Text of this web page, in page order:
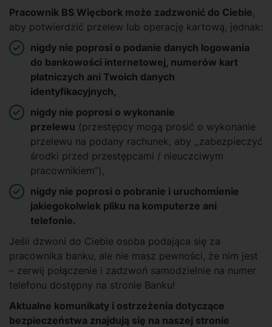
Pracownik BS Więcbork może zadzwonić do Ciebie,
aby potwierdzić przelew lub operację kartową, jednak:
nigdy nie poprosi o podanie danych logowania
do bankowości internetowej, numerów kart
płatniczych ani Twoich danych
identyfikacyjnych,
nigdy nie poprosi o wykonanie
przelewu (przestępcy mogą prosić o wykonanie
przelewu na podany rachunek, aby ,,zabezpieczyć
środki przed przestępcami / nieuczciwym
pracownikiem”),
nigdy nie poprosi o pobranie i uruchomienie
jakiegokolwiek pliku na komputerze ani
telefonie.
Jeśli dzwoni do Ciebie osoba podająca się za
pracownika banku, ale nie masz pewności, że nim jest
– zerwij połączenie i zadzwoń samodzielnie na numer
telefonu dostępny na stronie Banku!
Aktualne komunikaty i ostrzeżenia dotyczące
bezpieczeństwa znajdują się na naszej stronie